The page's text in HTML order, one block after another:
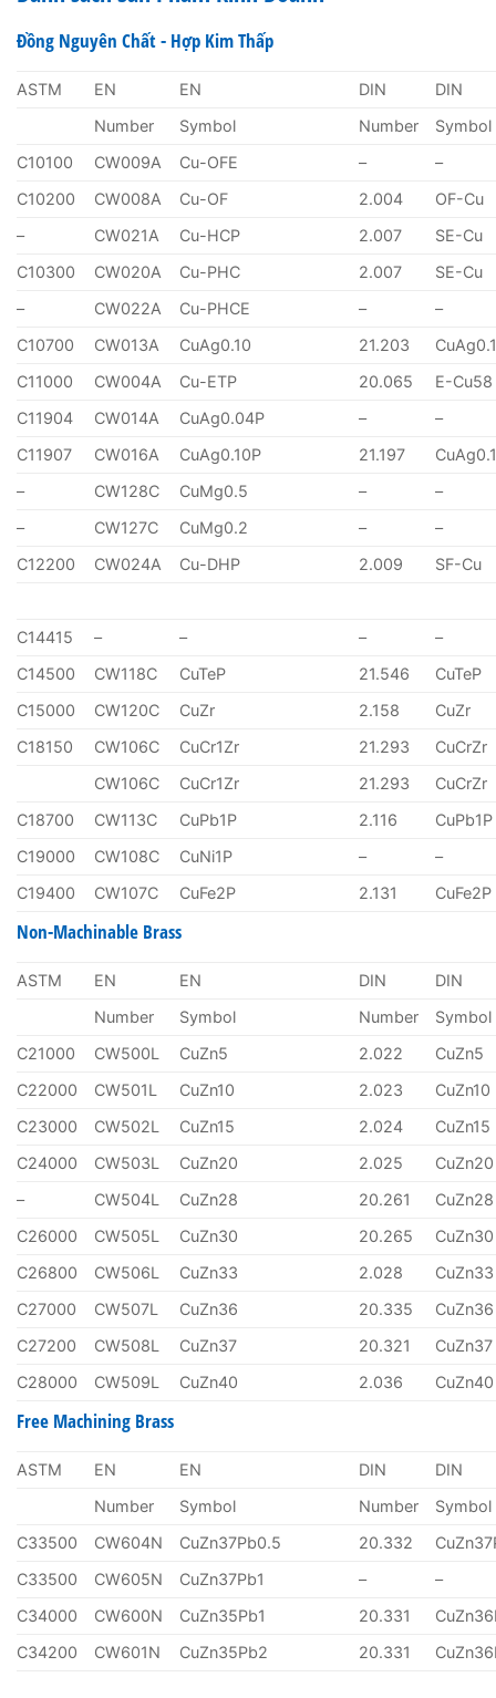
Đồng Nguyên Chất - Hợp Kim Thấp
ASTM EN EN DIN
DIN
Number
Symbol Number
Symbol
C10100
CW009A Cu-OFE –
–
C10200
CW008A Cu-OF 2.004
OF-Cu
–
CW021A Cu-HCP 2.007
SE-Cu
C10300
CW020A Cu-PHC 2.007
SE-Cu
–
CW022A Cu-PHCE –
–
C10700
CW013A CuAg0.10 21.203
C11000
CW004A Cu-ETP 20.065
E-Cu58
C11904
CW014A CuAg0.04P –
–
C11907
CW016A CuAg0.10P 21.197
–
CW128C CuMg0.5 –
–
–
CW127C CuMg0.2 –
–
C12200
CW024A Cu-DHP 2.009 SF-Cu
C14415 – – –
–
C14500
CW118C CuTeP 21.546
CuTeP
C15000
CW120C CuZr 2.158
CuZr
C18150
CW106C CuCr1Zr 21.293
CuCrZr
CW106C
CuCr1Zr 21.293
CuCrZr
C18700
CW113C CuPb1P 2.116
CuPb1P
C19000
CW108C CuNi1P –
–
C19400
CW107C CuFe2P 2.131 CuFe2P
Non-Machinable Brass
ASTM EN EN DIN
DIN
Number
Symbol Number
Symbol
C21000
CW500L CuZn5 2.022
CuZn5
C22000
CW501L CuZn10 2.023
CuZn10
C23000
CW502L CuZn15 2.024
CuZn15
C24000
CW503L CuZn20 2.025
CuZn20
–
CW504L CuZn28 20.261
CuZn28
C26000
CW505L CuZn30 20.265
CuZn30
C26800
CW506L CuZn33 2.028
CuZn33
C27000
CW507L CuZn36 20.335
CuZn36
C27200
CW508L CuZn37 20.321
CuZn37
C28000
CW509L CuZn40 2.036 CuZn40
Free Machining Brass
ASTM EN EN DIN
DIN
Number
Symbol Number
Symbol
C33500
CW604N CuZn37Pb0.5 20.332
C33500
CW605N CuZn37Pb1 –
–
C34000
CW600N CuZn35Pb1 20.331
C34200
CW601N CuZn35Pb2 20.331